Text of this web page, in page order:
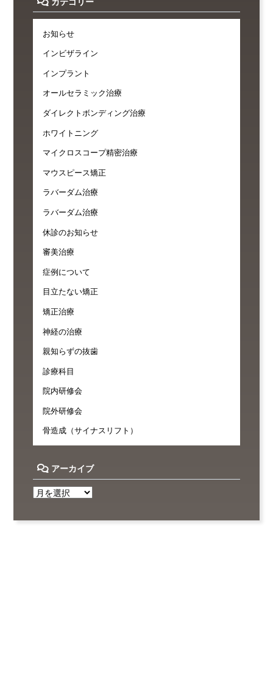
お知らせ
インビザライン
インプラント
オールセラミック治療
ダイレクトボンディング治療
ホワイトニング
マイクロスコープ精密治療
マウスピース矯正
ラバーダム治療
ラバーダム治療
休診のお知らせ
審美治療
症例について
目立たない矯正
矯正治療
神経の治療
親知らずの抜歯
診療科目
院内研修会
院外研修会
骨造成（サイナスリフト）
アーカイブ